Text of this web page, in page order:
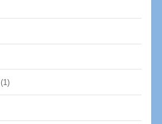
(1)